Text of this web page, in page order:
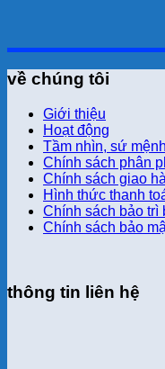
về chúng tôi
Giới thiệu
Hoạt động
Tầm nhìn, sứ
Chính sách phân
Chính sách giao
Hình thức thanh
Chính sách bảo trì
Chính sách bảo
thông tin liên hệ